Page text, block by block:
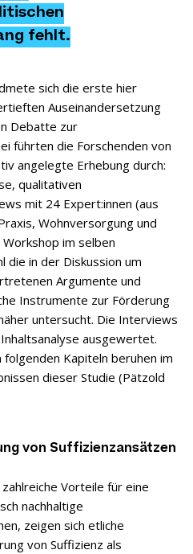
fehlt.
sich die erste hier
Auseinandersetzung
Debatte zur
führten die Forschenden von
angelegte Erhebung durch:
qualitativen
mit 24 Expert:innen (aus
Wohnversorgung und
im selben
die in der Diskussion um
Argumente und
Instrumente zur Förderung
untersucht. Die Interviews
ausgewertet.
folgenden Kapiteln beruhen im
dieser Studie (Pätzold
von Suffizienzansätzen
Vorteile für eine
nachhaltige
zeigen sich etliche
von Suffizienz als